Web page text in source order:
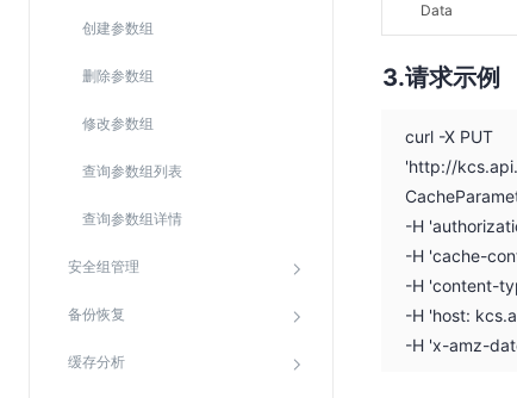
创建参数组
删除参数组
修改参数组
查询参数组列表
查询参数组详情
安全组管理
备份恢复
缓存分析
云安全中心
应急响应
合规性
资质认证
欧盟数据保护条例（GDPR）
Data
请求示例
curl -X PUT
'http://
-H
-H 'cache-
-H 'content-
-H 'host:
-H 'x-amz-